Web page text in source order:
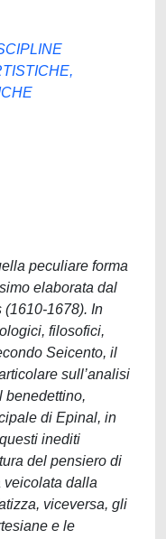
peculiare forma
elaborata dal
(1610-1678). In
filosofici,
Seicento, il
sull’analisi
benedettino,
di Epinal, in
inediti
del pensiero di
veicolata dalla
viceversa, gli
e le